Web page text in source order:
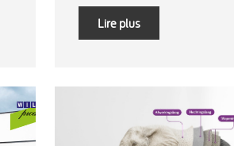
Lire plus